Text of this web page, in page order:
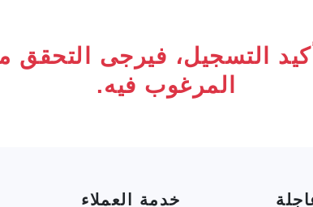
التسجيل، فيرجى
المرغوب فيه.
خدمة العملاء